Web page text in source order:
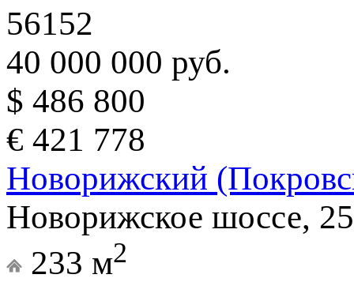
56152
40 000 000 руб.
$ 486 800
€ 421 778
Новорижский
Новорижское шоссе,
233 м2